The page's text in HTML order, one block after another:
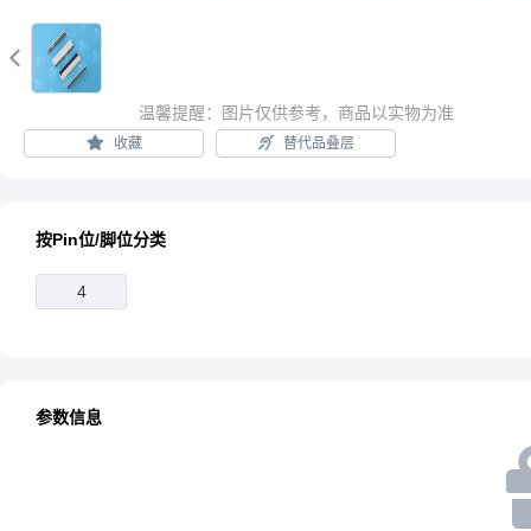

温馨提醒：图片仅供参考，商品以实物为准
收藏 替代品叠层
按Pin位/脚位分类
4
参数信息